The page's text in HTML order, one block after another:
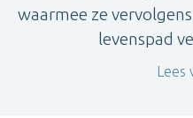
waarmee ze
levenspad
Lees